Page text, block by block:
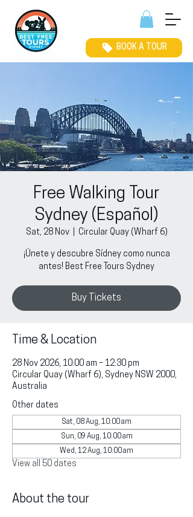
BOOK A TOUR
Free Walking Tour
Sydney (Español)
Sat, 28 Nov
  |
Circular Quay (Wharf 6)
¡Únete y descubre Sídney como nunca
antes! Best Free Tours Sydney
Buy Tickets
Time & Location
28 Nov 2026, 10:00 am – 12:30 pm
Circular Quay (Wharf 6), Sydney NSW 2000,
Australia
Other dates
Sat, 08 Aug, 10:00 am
Sun, 09 Aug, 10:00 am
Wed, 12 Aug, 10:00 am
View all 50 dates
About the tour